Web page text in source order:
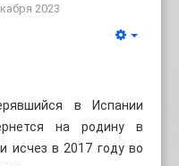
2023
в Испании
на родину в
исчез в 2017 году во